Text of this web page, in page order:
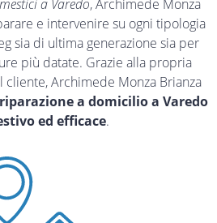
a Varedo, Archimede Monza
e intervenire su ogni tipologia
sia di ultima generazione sia per
più datate. Grazie alla propria
cliente, Archimede Monza Brianza
a domicilio a Varedo
ed efficace.